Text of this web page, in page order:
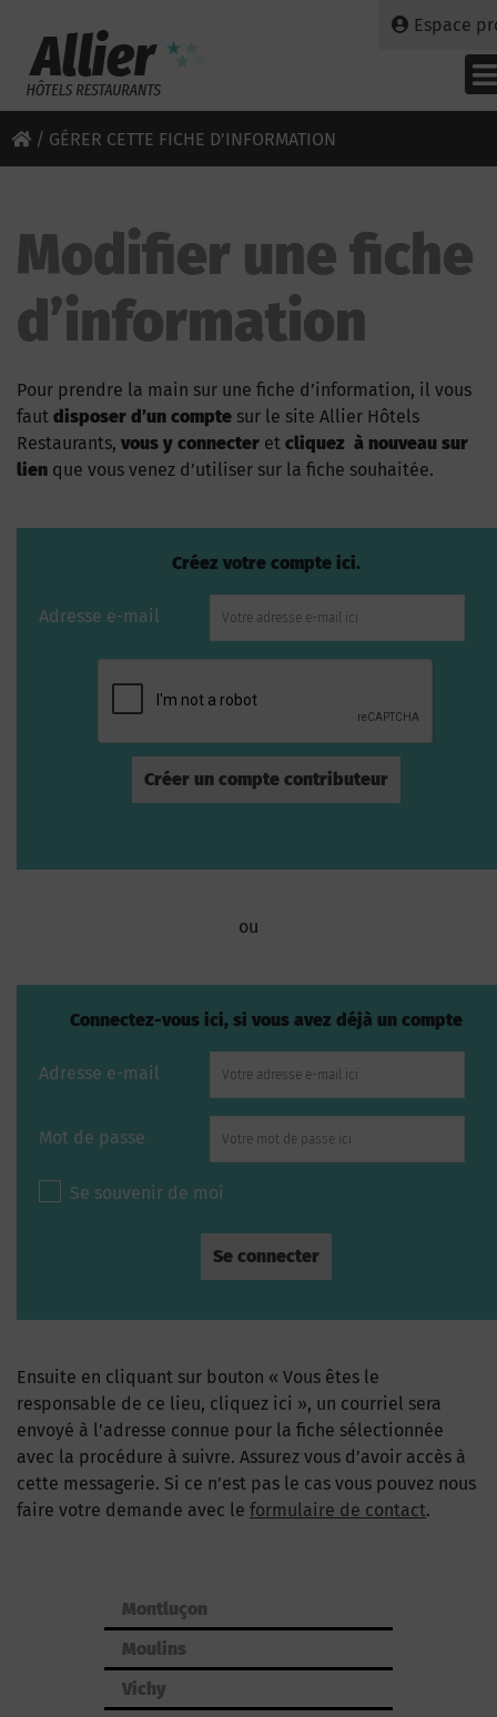
Espace
/ GÉRER CETTE FICHE D’INFORMATION
Modifier une fiche
d’information
Pour prendre la main sur une fiche d’information, il vous
faut disposer d’un compte sur le site Allier Hôtels
Restaurants, vous y connecter et cliquez à nouveau sur
lien que vous venez d’utiliser sur la fiche souhaitée.
Créez votre compte ici.
Adresse e-mail
ou
Connectez-vous ici, si vous avez déjà un compte
Adresse e-mail
Mot de passe
Se souvenir de moi
Ensuite en cliquant sur bouton « Vous êtes le
responsable de ce lieu, cliquez ici », un courriel sera
envoyé à l’adresse connue pour la fiche sélectionnée
avec la procédure à suivre. Assurez vous d’avoir accès à
cette messagerie. Si ce n’est pas le cas vous pouvez nous
faire votre demande avec le formulaire de contact.
Montluçon
Moulins
Vichy